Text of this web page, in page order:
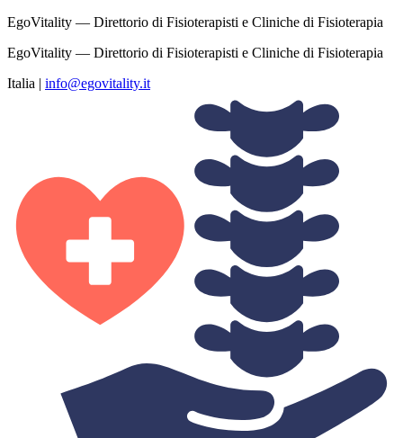
EgoVitality — Direttorio di Fisioterapisti e Cliniche di Fisioterapia
EgoVitality — Direttorio di Fisioterapisti e Cliniche di Fisioterapia
Italia | info@egovitality.it